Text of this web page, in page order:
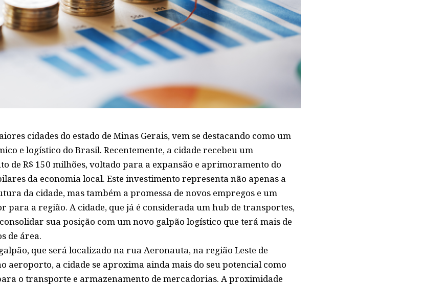
cidades do estado de Minas Gerais, vem se destacando como um
e logístico do Brasil. Recentemente, a cidade recebeu um
de R$ 150 milhões, voltado para a expansão e aprimoramento do
da economia local. Este investimento representa não apenas a
da cidade, mas também a promessa de novos empregos e um
para a região. A cidade, que já é considerada um hub de transportes,
sua posição com um novo galpão logístico que terá mais de
de área.
que será localizado na rua Aeronauta, na região Leste de
aeroporto, a cidade se aproxima ainda mais do seu potencial como
o transporte e armazenamento de mercadorias. A proximidade